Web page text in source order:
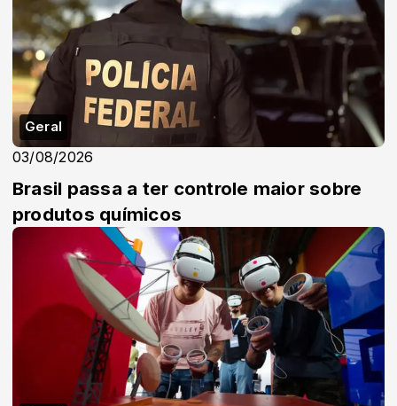
Geral
03/08/2026
Brasil passa a ter controle maior sobre
produtos químicos